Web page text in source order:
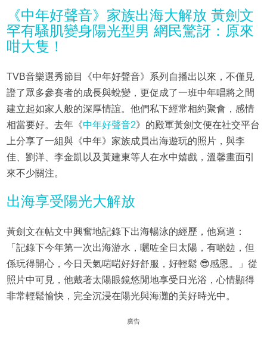
《中年好聲音》家族出海大解放 黃劍文
罕有騷肌變身陽光型男 網民驚訝：原來
咁大隻！
TVB音樂選秀節目《中年好聲音》系列自播出以來，不僅見
證了眾多參賽者的成長與蛻變，更促成了一班中年唱將之間
建立起如家人般的深厚情誼。他們私下經常相約聚會，感情
相當要好。去年《中年好聲音2》的殿軍黃劍文便在社交平台
上分享了一組與《中年》家族成員出海遊玩的照片，與李
佳、劉洋、李金凱以及黃建東等人在水中嬉戲，溫馨畫面引
來不少關注。
出海享受陽光大解放
黃劍文在帖文中興奮地記錄下出海暢泳的經歷，他寫道：
「記錄下今年第一次出海游水，曬咗全日太陽，有啲攰，但
係玩得開心，今日天氣啱啱好好舒服，好輕鬆 😎感恩。」從
照片中可見，他戴著太陽眼鏡悠閒地享受日光浴，心情顯得
非常輕鬆愉快，完全沉浸在陽光與海灘的美好時光中。
廣告